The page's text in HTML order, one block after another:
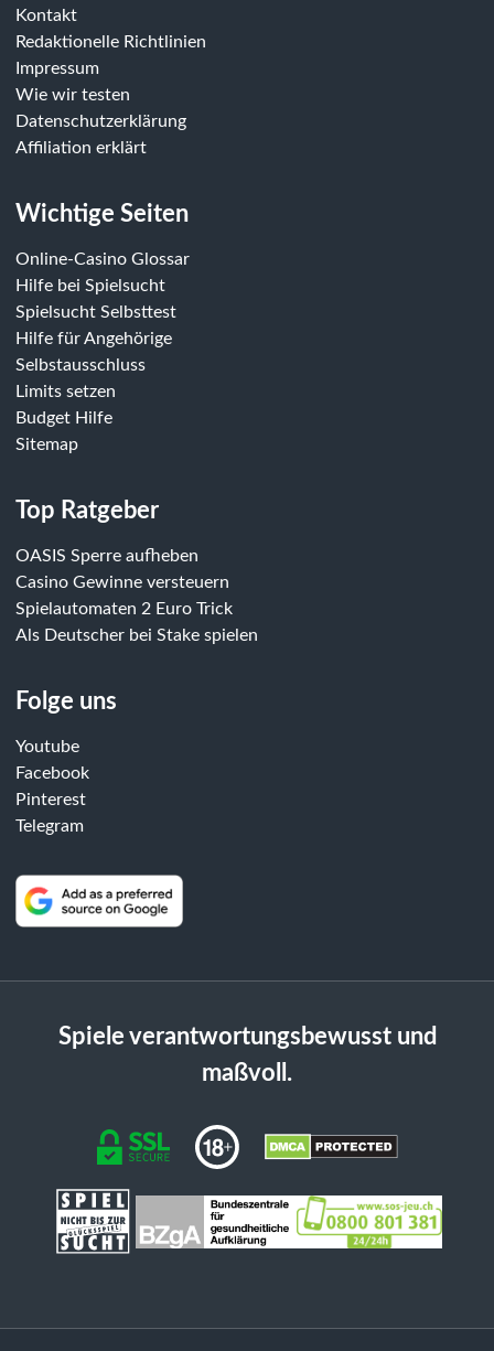
Kontakt
Redaktionelle Richtlinien
Impressum
Wie wir testen
Datenschutzerklärung
Affiliation erklärt
Wichtige Seiten
Online-Casino Glossar
Hilfe bei Spielsucht
Spielsucht Selbsttest
Hilfe für Angehörige
Selbstausschluss
Limits setzen
Budget Hilfe
Sitemap
Top Ratgeber
OASIS Sperre aufheben
Casino Gewinne versteuern
Spielautomaten 2 Euro Trick
Als Deutscher bei Stake spielen
Folge uns
Youtube
Facebook
Pinterest
Telegram
Spiele verantwortungsbewusst und
maßvoll.